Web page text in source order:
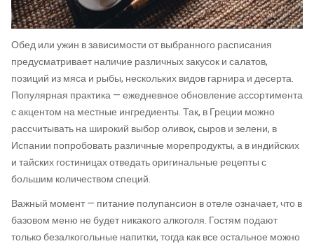
Обед или ужин в зависимости от выбранного расписания
предусматривает наличие различных закусок и салатов,
позиций из мяса и рыбы, нескольких видов гарнира и десерта.
Популярная практика — ежедневное обновление ассортимента
с акцентом на местные ингредиенты. Так, в Греции можно
рассчитывать на широкий выбор оливок, сыров и зелени, в
Испании попробовать различные морепродукты, а в индийских
и тайских гостиницах отведать оригинальные рецепты с
большим количеством специй.
Важный момент — питание полупансион в отеле означает, что в
базовом меню не будет никакого алкоголя. Гостям подают
только безалкогольные напитки, тогда как все остальное можно